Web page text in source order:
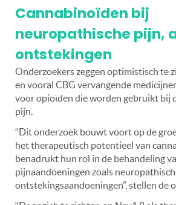
Cannabinoïden bij
neuropathische pijn,
ontstekingen
Onderzoekers zeggen optimistisch te
en vooral CBG vervangende
voor opioïden die worden gebruikt bij
pijn.
“Dit onderzoek bouwt voort op de
het therapeutisch potentieel van
benadrukt hun rol in de behandeling
pijnaandoeningen zoals
ontstekingsaandoeningen”, stellen de